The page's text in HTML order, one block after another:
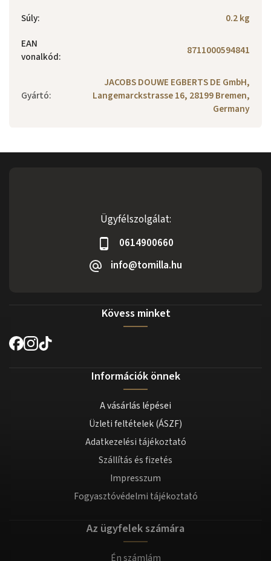
Súly:
0.2 kg
EAN
vonalkód: 8711000594841
Gyártó:
JACOBS DOUWE EGBERTS DE GmbH,
Langemarckstrasse 16, 28199 Bremen,
Germany
Ügyfélszolgálat:
0614900660
info@tomilla.hu
Kövess minket
Információk önnek
A vásárlás lépései
Üzleti feltételek (ÁSZF)
Adatkezelési tájékoztató
Szállítás és fizetés
Impresszum
Fogyasztóvédelmi tájékoztató
Az ügyfelek számára
Én számlám